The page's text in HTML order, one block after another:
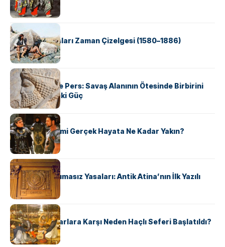
KÜLTÜR
Apache Savaşları Zaman Çizelgesi (1580–1886)
KÜLTÜR
Antik Yunan ve Pers: Savaş Alanının Ötesinde Birbirini
Şekillendiren İki Güç
KÜLTÜR
‘Gladiator’ Filmi Gerçek Hayata Ne Kadar Yakın?
KÜLTÜR
Draco’nun Acımasız Yasaları: Antik Atina’nın İlk Yazılı
Hukuk Kodu
KÜLTÜR
Avrupalı ​​Katharlara Karşı Neden Haçlı Seferi Başlatıldı?